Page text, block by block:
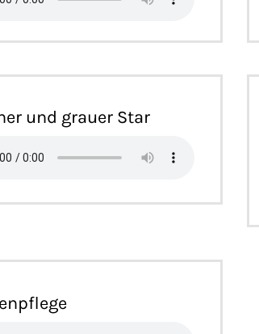
und grauer Star